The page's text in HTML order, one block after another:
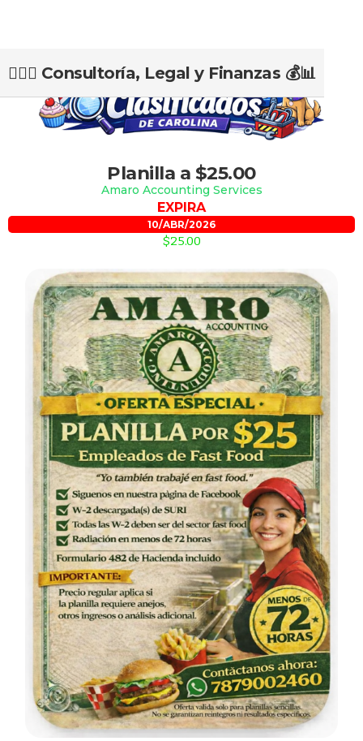
👨‍⚖️⚖️ Consultoría, Legal y Finanzas 💰📊
Planilla a $25.00
Amaro Accounting Services
EXPIRA
10/ABR/2026
$25.00